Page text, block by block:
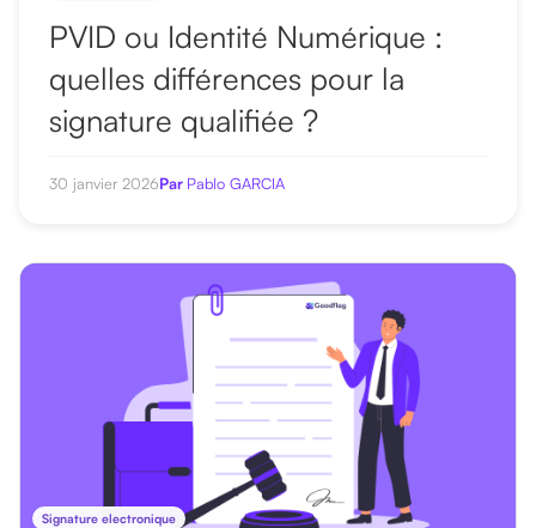
PVID ou Identité Numérique :
quelles différences pour la
signature qualifiée ?
30 janvier 2026Par Pablo GARCIA
Signature electronique